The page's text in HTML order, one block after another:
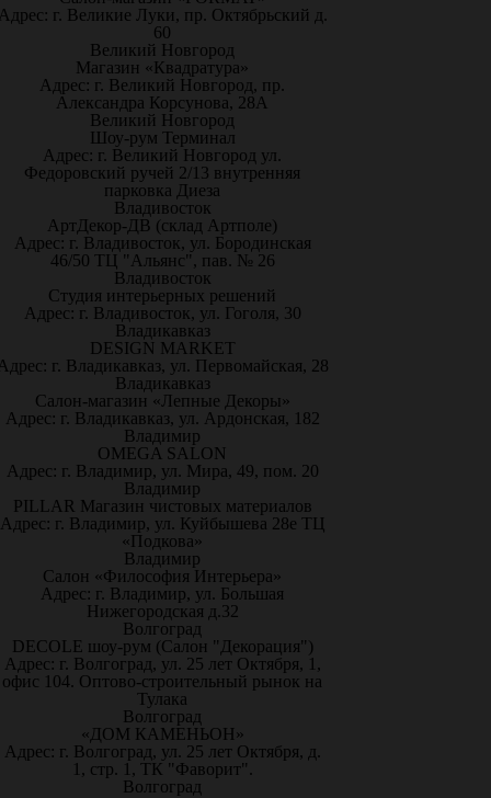
г. Великие Луки, пр. Октябрьский д.
60
Великий Новгород
Магазин «Квадратура»
Адрес: г. Великий Новгород, пр.
Александра Корсунова, 28А
Великий Новгород
Шоу-рум Терминал
Адрес: г. Великий Новгород ул.
Федоровский ручей 2/13 внутренняя
парковка Диеза
Владивосток
АртДекор-ДВ (склад Артполе)
Адрес: г. Владивосток, ул. Бородинская
46/50 ТЦ "Альянс", пав. № 26
Владивосток
Студия интерьерных решений
Адрес: г. Владивосток, ул. Гоголя, 30
Владикавказ
DESIGN MARKET
г. Владикавказ, ул. Первомайская, 28
Владикавказ
Салон-магазин «Лепные Декоры»
Адрес: г. Владикавказ, ул. Ардонская, 182
Владимир
OMEGA SALON
Адрес: г. Владимир, ул. Мира, 49, пом. 20
Владимир
PILLAR Магазин чистовых материалов
Адрес: г. Владимир, ул. Куйбышева 28е ТЦ
«Подкова»
Владимир
Салон «Философия Интерьера»
Адрес: г. Владимир, ул. Большая
Нижегородская д.32
Волгоград
DECOLE шоу-рум (Салон "Декорация")
Адрес: г. Волгоград, ул. 25 лет Октября, 1,
офис 104. Оптово-строительный рынок на
Тулака
Волгоград
«ДОМ КАМЕНЬОН»
Адрес: г. Волгоград, ул. 25 лет Октября, д.
1, стр. 1, ТК "Фаворит".
Волгоград